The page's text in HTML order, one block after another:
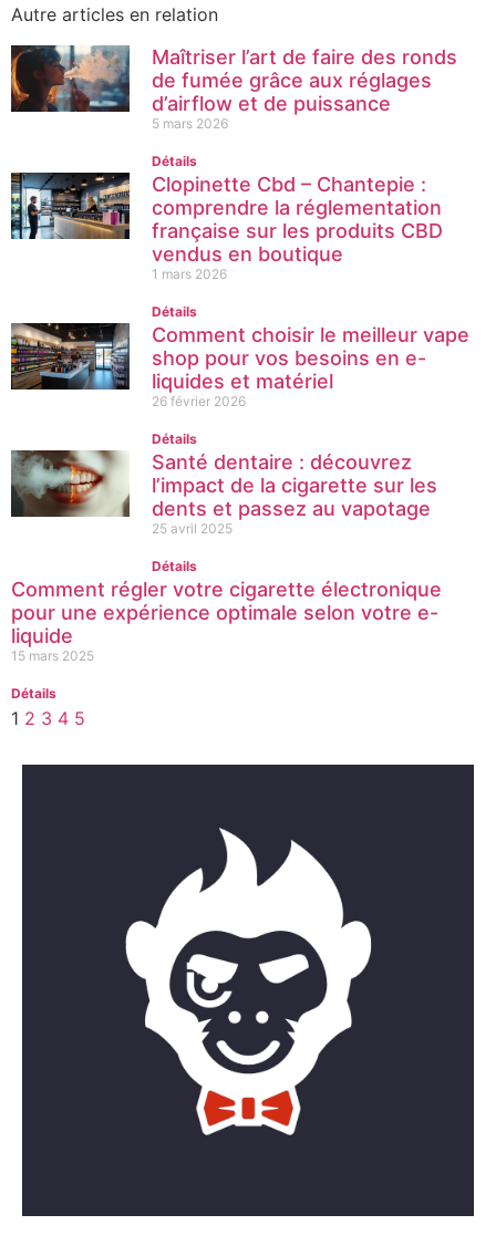
Autre articles en relation
Maîtriser l’art de faire des ronds
de fumée grâce aux réglages
d’airflow et de puissance
5 mars 2026
Détails
Clopinette Cbd – Chantepie :
comprendre la réglementation
française sur les produits CBD
vendus en boutique
1 mars 2026
Détails
Comment choisir le meilleur vape
shop pour vos besoins en e-
liquides et matériel
26 février 2026
Détails
Santé dentaire : découvrez
l’impact de la cigarette sur les
dents et passez au vapotage
25 avril 2025
Détails
Comment régler votre cigarette électronique
pour une expérience optimale selon votre e-
liquide
15 mars 2025
Détails
1 2 3 4 5